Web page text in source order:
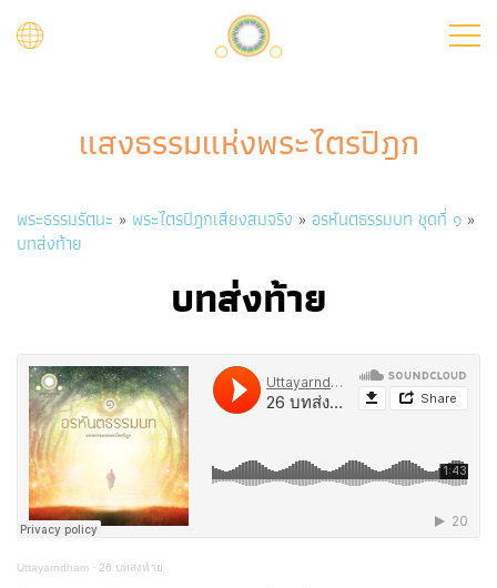
แสงธรรมแห่งพระไตรปิฎก
Breadcrumb
พระธรรมรัตนะ พระไตรปิฎกเสียงสมจริง
อรหันตธรรมบท ชุดที่ ๑
บทส่งท้าย
บทส่งท้าย
Uttayarndham · 26 บทส่งท้าย